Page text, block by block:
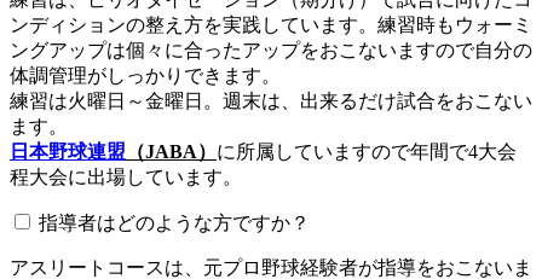
ンディションの整え方を実践しています。練習時もウォーミ
ングアップは個々に合ったアップをおこないますので自分の
体調管理がしっかりできます。
練習は火曜日～金曜日。週末は、出来るだけ試合をおこない
ます。
日本野球連盟 （JABA） に所属していますので年間で4大会
程大会に出場しています。
指導者はどのような方ですか？
アスリートコースは、元プロ野球経験者が指導をおこないま